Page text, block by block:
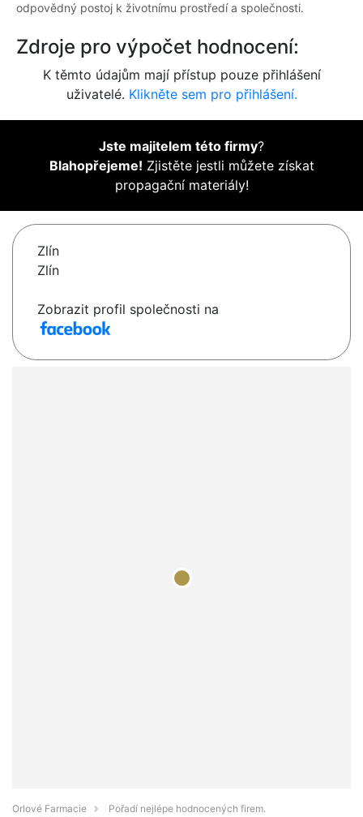
odpovědný postoj k životnímu prostředí a společnosti.
Zdroje pro výpočet hodnocení:
K těmto údajům mají přístup pouze přihlášení
uživatelé. Klikněte sem pro přihlášení.
Jste majitelem této firmy?
Blahopřejeme! Zjistěte jestli můžete získat
propagační materiály!
Zlín
Zlín
Zobrazit profil společnosti na
Orlové Farmacie
Pořadí nejlépe hodnocených firem.